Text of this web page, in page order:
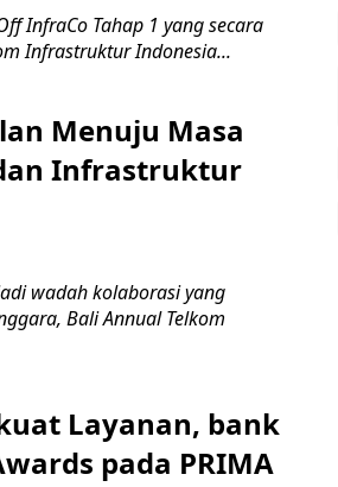
InfraCo Tahap 1 yang secara
Infrastruktur Indonesia...
Menuju Masa
Infrastruktur
wadah kolaborasi yang
Bali Annual Telkom
Layanan, bank
pada PRIMA